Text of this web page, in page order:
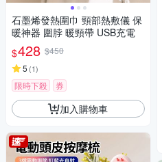
石墨烯發熱圍巾 頸部熱敷儀 保
暖神器 圍脖 暖頸帶 USB充電
$428 $450
5 (1)
限時下殺 券
加入購物車